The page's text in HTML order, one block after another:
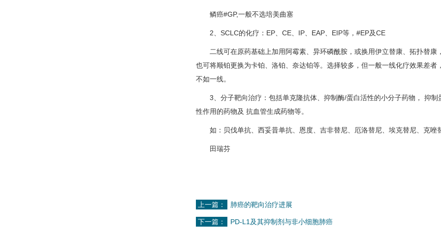
鳞癌#GP,一般不选培美曲塞
2、SCLC的化疗：EP、CE、IP、EAP、EIP等，#EP及CE
二线可在原药基础上加用阿霉素、异环磷酰胺，或换用伊立替康、拓扑替康
也可将顺铂更换为卡铂、洛铂、奈达铂等。选择较多，但一般一线化疗效果差
不如一线。
3、分子靶向治疗：包括单克隆抗体、抑制酶/蛋白活性的小分子药物， 抑制
性作用的药物及 抗血管生成药物等。
如：贝伐单抗、西妥昔单抗、恩度、吉非替尼、厄洛替尼、埃克替尼、克唑
田瑞芬
上一篇： 肺癌的靶向治疗进展
下一篇： PD-L1及其抑制剂与非小细胞肺癌